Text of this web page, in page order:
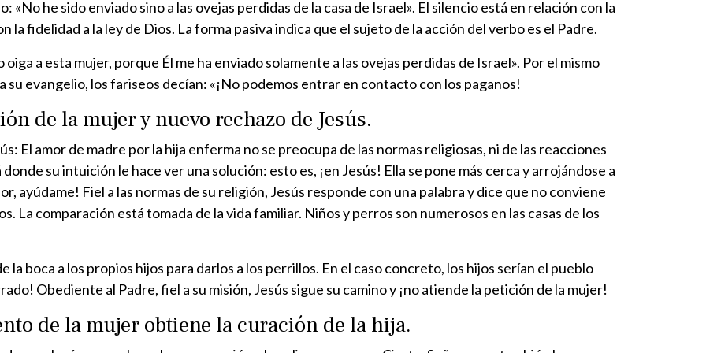
«No he sido enviado sino a las ovejas perdidas de la casa de Israel». El silencio está en relación con la
la fidelidad a la ley de Dios. La forma pasiva indica que el sujeto de la acción del verbo es el Padre.
a esta mujer, porque Él me ha enviado solamente a las ovejas perdidas de Israel». Por el mismo
evangelio, los fariseos decían: «¡No podemos entrar en contacto con los paganos!
de la mujer y nuevo rechazo de Jesús.
El amor de madre por la hija enferma no se preocupa de las normas religiosas, ni de las reacciones
su intuición le hace ver una solución: esto es, ¡en Jesús! Ella se pone más cerca y arrojándose a
ayúdame! Fiel a las normas de su religión, Jesús responde con una palabra y dice que no conviene
La comparación está tomada de la vida familiar. Niños y perros son numerosos en las casas de los
la boca a los propios hijos para darlos a los perrillos. En el caso concreto, los hijos serían el pueblo
Obediente al Padre, fiel a su misión, Jesús sigue su camino y ¡no atiende la petición de la mujer!
de la mujer obtiene la curación de la hija.